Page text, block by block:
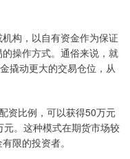
构，以自有资金作为保证
操作方式。通俗来说，就
撬动更大的交易仓位，从
资比例，可以获得50万元
。这种模式在期货市场较
限的投资者。